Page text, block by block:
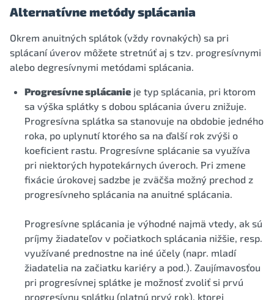
Alternatívne metódy splácania
Okrem anuitných splátok (vždy rovnakých) sa pri
splácaní úverov môžete stretnúť aj s tzv. progresívnymi
alebo degresívnymi metódami splácania.
Progresívne splácanie je typ splácania, pri ktorom
sa výška splátky s dobou splácania úveru znižuje.
Progresívna splátka sa stanovuje na obdobie jedného
roka, po uplynutí ktorého sa na ďalší rok zvýši o
koeficient rastu. Progresívne splácanie sa využíva
pri niektorých hypotekárnych úveroch. Pri zmene
fixácie úrokovej sadzbe je zväčša možný prechod z
progresívneho splácania na anuitné splácania.
Progresívne splácania je výhodné najmä vtedy, ak sú
príjmy žiadateľov v počiatkoch splácania nižšie, resp.
využívané prednostne na iné účely (napr. mladí
žiadatelia na začiatku kariéry a pod.). Zaujímavosťou
pri progresívnej splátke je možnosť zvoliť si prvú
progresívnu splátku (platnú prvý rok), ktorej